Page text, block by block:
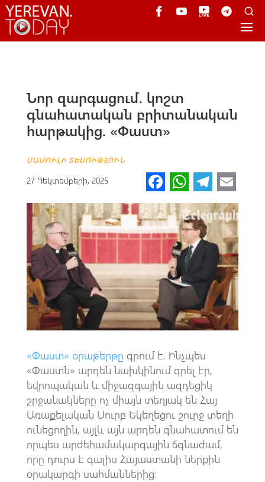
Նոր զարգացում. կոշտ
գնահատական բրիտանական
հարթակից. «Փաստ»
ՄԱՄՈՒԼԻ ՏԵՍՈՒԹՅՈՒՆ
27 Դեկտեմբերի, 2025 Fa
ce
b
o
o
k
W
h
at
s
A
p
p
Te
le
gr
a
m
m
ail
«Փաստ» օրաթերթը գրում է. Ինչպես
«Փաստն» արդեն նախկինում գրել էր,
եվրոպական և միջազգային ազդեցիկ
շրջանակները ոչ միայն տեղյակ են Հայ
Առաքելական Սուրբ Եկեղեցու շուրջ տեղի
ունեցողին, այլև այն արդեն գնահատում են
որպես արժեհամակարգային ճգնաժամ,
որը դուրս է գալիս Հայաստանի ներքին
օրակարգի սահմաններից։